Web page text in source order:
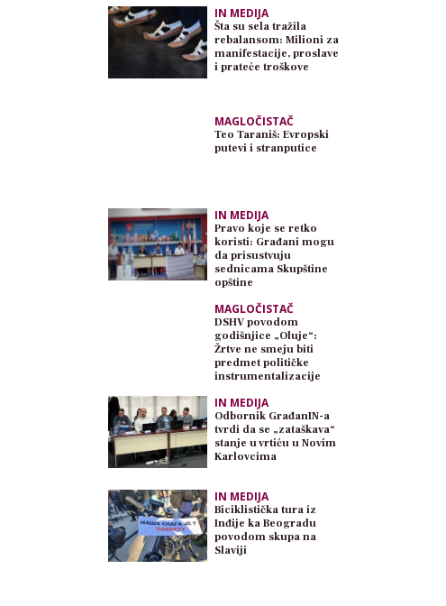
IN MEDIJA
Šta su sela tražila
rebalansom: Milioni za
manifestacije, proslave
i prateće troškove
MAGLOČISTAČ
Teo Taraniš: Evropski
putevi i stranputice
IN MEDIJA
Pravo koje se retko
koristi: Građani mogu
da prisustvuju
sednicama Skupštine
opštine
MAGLOČISTAČ
DSHV povodom
godišnjice „Oluje“:
Žrtve ne smeju biti
predmet političke
instrumentalizacije
IN MEDIJA
Odbornik GrađanIN-a
tvrdi da se „zataškava“
stanje u vrtiću u Novim
Karlovcima
IN MEDIJA
Biciklistička tura iz
Inđije ka Beogradu
povodom skupa na
Slaviji